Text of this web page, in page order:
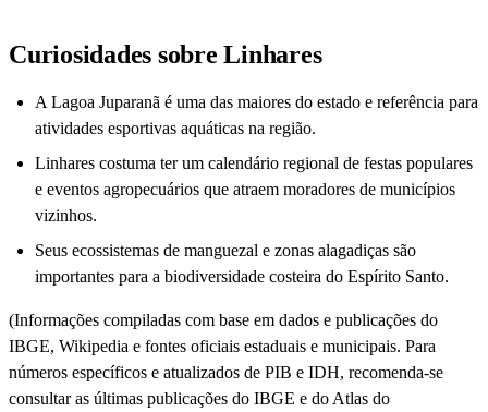
Curiosidades sobre Linhares
A Lagoa Juparanã é uma das maiores do estado e referência para
atividades esportivas aquáticas na região.
Linhares costuma ter um calendário regional de festas populares
e eventos agropecuários que atraem moradores de municípios
vizinhos.
Seus ecossistemas de manguezal e zonas alagadiças são
importantes para a biodiversidade costeira do Espírito Santo.
(Informações compiladas com base em dados e publicações do
IBGE, Wikipedia e fontes oficiais estaduais e municipais. Para
números específicos e atualizados de PIB e IDH, recomenda-se
consultar as últimas publicações do IBGE e do Atlas do